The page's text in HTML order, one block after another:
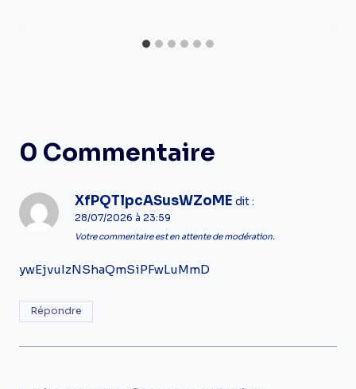
0 Commentaire
XfPQTlpcASusWZoME dit :
28/07/2026 à 23:59
Votre commentaire est en attente de modération.
ywEjvuIzNShaQmSiPFwLuMmD
Répondre